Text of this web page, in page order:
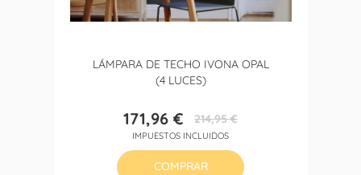
LÁMPARA DE TECHO IVONA OPAL
(4 LUCES)
Precio
171,96 €Precio
base
214,95 €
IMPUESTOS INCLUIDOS
COMPRAR